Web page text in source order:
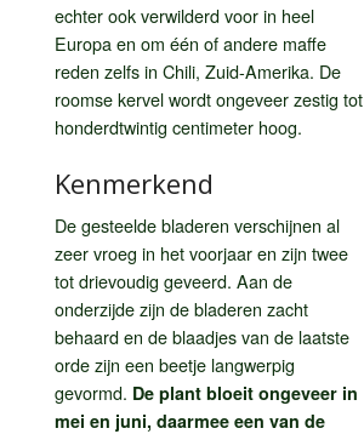
echter ook verwilderd voor in heel
Europa en om één of andere maffe
reden zelfs in Chili, Zuid-Amerika. De
roomse kervel wordt ongeveer zestig tot
honderdtwintig centimeter hoog.
Kenmerkend
De gesteelde bladeren verschijnen al
zeer vroeg in het voorjaar en zijn twee
tot drievoudig geveerd. Aan de
onderzijde zijn de bladeren zacht
behaard en de blaadjes van de laatste
orde zijn een beetje langwerpig
gevormd. De plant bloeit ongeveer in
mei en juni, daarmee een van de